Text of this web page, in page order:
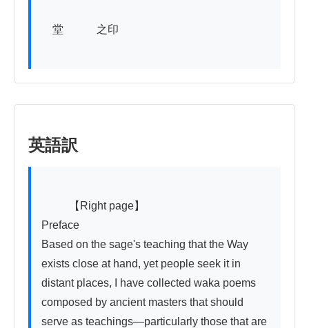
堂　　　之印
英語訳
Preface
Based on the sage's teaching that the Way
exists close at hand, yet people seek it in
distant places, I have collected waka poems
composed by ancient masters that should
serve as teachings—particularly those that are